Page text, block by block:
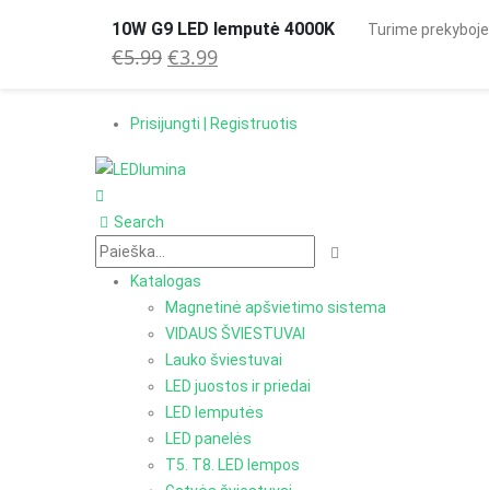
+370 683 221 03
Prisijungti | Registruotis
Search
Katalogas
Magnetinė apšvietimo sistema
VIDAUS ŠVIESTUVAI
Lauko šviestuvai
LED juostos ir priedai
LED lemputės
LED panelės
T5. T8. LED lempos
10W G9 LED lemputė 4000K
€5.99 Original
was:
€3.99Current
is:
Turime prekyboje